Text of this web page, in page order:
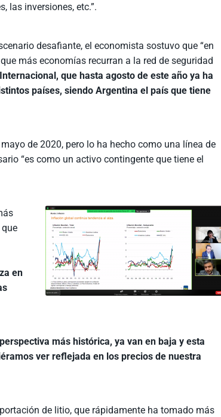
las inversiones, etc.”.
desafiante, el economista sostuvo que “en
más economías recurran a la red de seguridad
que hasta agosto de este año ya ha
países, siendo Argentina el país que tiene
de 2020, pero lo ha hecho como una línea de
“es como un activo contingente que tiene el
en
más histórica, ya van en baja y esta
ver reflejada en los precios de nuestra
de litio, que rápidamente ha tomado más